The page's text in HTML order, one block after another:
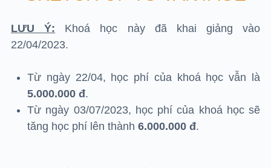
LƯU Ý: Khoá học này đã khai giảng vào
22/04/2023.
Từ ngày 22/04, học phí của khoá học vẫn là
5.000.000 đ.
Từ ngày 03/07/2023, học phí của khoá học sẽ
tăng học phí lên thành 6.000.000 đ.